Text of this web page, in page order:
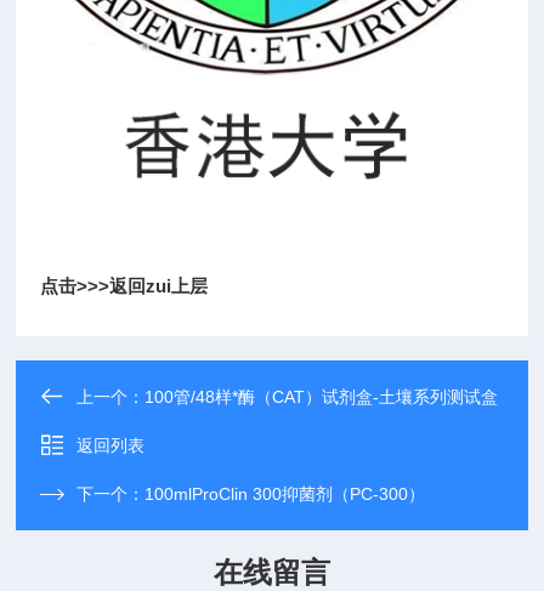
点击>>>返回zui上层
上一个： 100管/48样*酶（CAT）试剂盒-土壤系列测试盒
返回列表
下一个： 100mlProClin 300抑菌剂（PC-300）
在线留言